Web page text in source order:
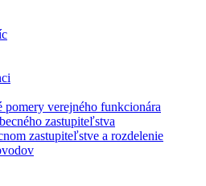
pomery verejného funkcionára
zastupiteľstva
zastupiteľstve a rozdelenie